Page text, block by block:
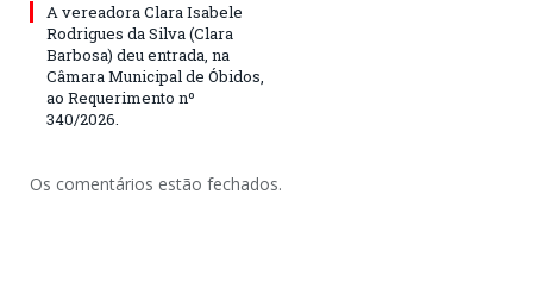
A vereadora Clara Isabele
Rodrigues da Silva (Clara
Barbosa) deu entrada, na
Câmara Municipal de Óbidos,
ao Requerimento nº
340/2026.
Os comentários estão fechados.